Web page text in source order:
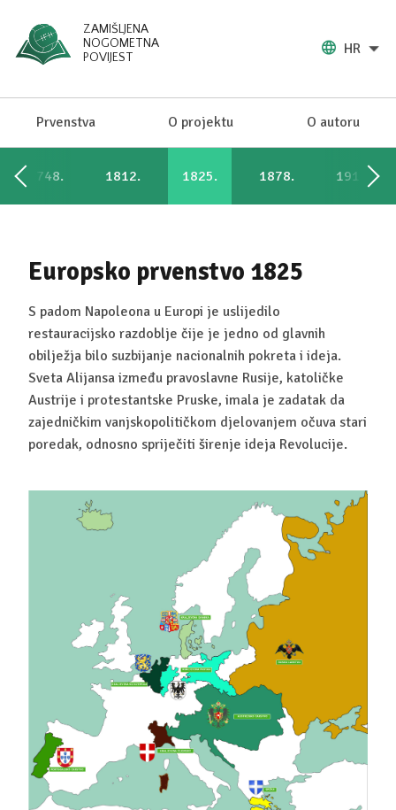
ZAMIŠLJENA
NOGOMETNA
POVIJEST
HR
Prvenstva O projektu O autoru
1748. 1812. 1825. 1878. 1914.
Europsko prvenstvo 1825
S padom Napoleona u Europi je uslijedilo
restauracijsko razdoblje čije je jedno od glavnih
obilježja bilo suzbijanje nacionalnih pokreta i ideja.
Sveta Alijansa između pravoslavne Rusije, katoličke
Austrije i protestantske Pruske, imala je zadatak da
zajedničkim vanjskopolitičkom djelovanjem očuva stari
poredak, odnosno spriječiti širenje ideja Revolucije.